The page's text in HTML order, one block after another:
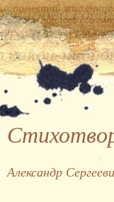
Александр